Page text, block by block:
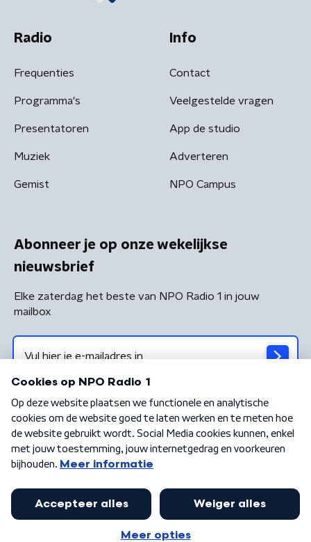
Radio
Frequenties
Programma's
Presentatoren
Muziek
Gemist
Info
Contact
Veelgestelde vragen
App de studio
Adverteren
NPO Campus
Abonneer je op onze wekelijkse
nieuwsbrief
Elke zaterdag het beste van NPO Radio 1 in jouw
mailbox
Algemene voorwaarden